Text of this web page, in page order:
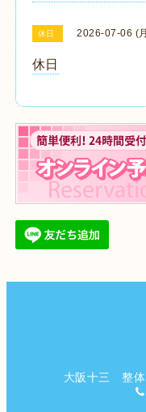
休日 2026-07-06 (
休日
大阪十三 整体